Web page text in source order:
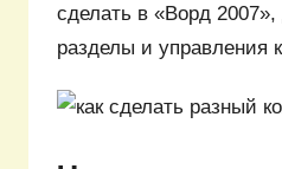
сделать в «Ворд
разделы и управления